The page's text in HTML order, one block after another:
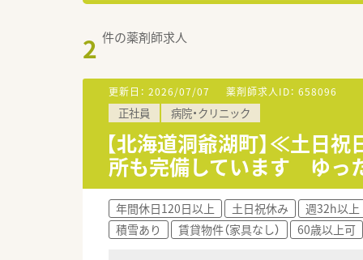
2 件の薬剤師求人
更新日： 2026/07/07 薬剤師求人ID： 658096
正社員 病院・クリニック
【北海道洞爺湖町】≪土日
所も完備しています ゆっ
年間休日120日以上 土日祝休み 週32h以上
積雪あり
賃貸物件（家具なし） 60歳以上可